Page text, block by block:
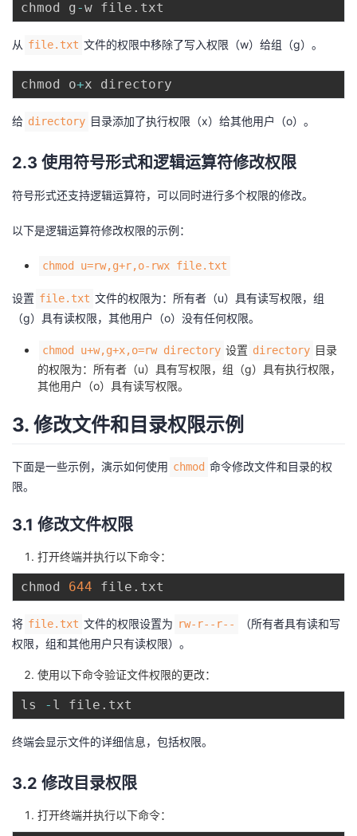
chmod g -w file .
从 file.txt 文件的权限中移除了写入权限（w）给组（g）。
chmod o+
给 directory 目录添加了执行权限（x）给其他用户（o）。
2.3 使用符号形式和逻辑运算符修改权限
符号形式还支持逻辑运算符，可以同时进行多个权限的修改。
以下是逻辑运算符修改权限的示例：
chmod u=rw,g+r,o-rwx file.txt
设置 file.txt 文件的权限为：所有者（u）具有读写权限，组
（g）具有读权限，其他用户（o）没有任何权限。
chmod u+w,g+x,o=rw directory 设置 directory 目录
的权限为：所有者（u）具有写权限，组（g）具有执行权限，
其他用户（o）具有读写权限。
3. 修改文件和目录权限示例
下面是一些示例，演示如何使用 chmod 命令修改文件和目录的权
限。
3.1 修改文件权限
打开终端并执行以下命令：
chmod 644 file .
将 file.txt 文件的权限设置为 rw-r--r--
（所有者具有读和写
权限，组和其他用户只有读权限）。
使用以下命令验证文件权限的更改：
ls - l file .
终端会显示文件的详细信息，包括权限。
3.2 修改目录权限
打开终端并执行以下命令：